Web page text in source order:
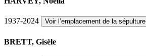
1937-2024 Voir l’emplacement de la sépulture
BRETT, Gisèle